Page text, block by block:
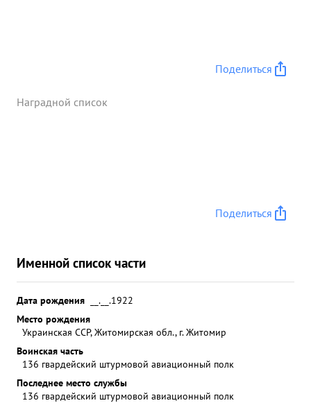
Поделиться
Наградной список
Поделиться
Именной список части
Дата рождения
__.__.1922
Место рождения
Украинская ССР, Житомирская обл., г. Житомир
Воинская часть
136 гвардейский штурмовой авиационный полк
Последнее место службы
136 гвардейский штурмовой авиационный полк